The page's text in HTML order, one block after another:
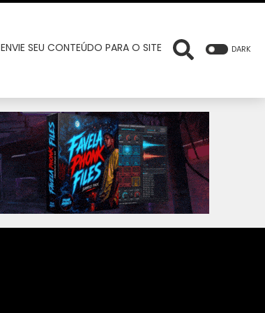
ENVIE SEU CONTEÚDO PARA O SITE DARK